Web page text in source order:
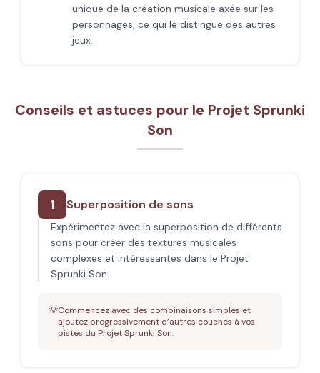
unique de la création musicale axée sur les
personnages, ce qui le distingue des autres
jeux.
Conseils et astuces pour le Projet Sprunki
Son
1 Superposition de sons
Expérimentez avec la superposition de différents
sons pour créer des textures musicales
complexes et intéressantes dans le Projet
Sprunki Son.
💡Commencez avec des combinaisons simples et
ajoutez progressivement d’autres couches à vos
pistes du Projet Sprunki Son.